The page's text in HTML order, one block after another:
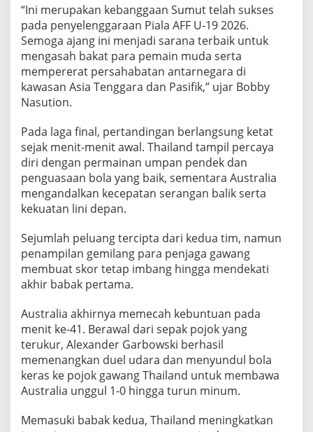
a
s
T
u
a
n
R
h
I
n
e
r
s
o
n
“Ini merupakan kebanggaan Sumut telah sukses
pada penyelenggaraan Piala AFF U-19 2026.
Semoga ajang ini menjadi sarana terbaik untuk
mengasah bakat para pemain muda serta
mempererat persahabatan antarnegara di
kawasan Asia Tenggara dan Pasifik,” ujar Bobby
Nasution.
Pada laga final, pertandingan berlangsung ketat
sejak menit-menit awal. Thailand tampil percaya
diri dengan permainan umpan pendek dan
penguasaan bola yang baik, sementara Australia
mengandalkan kecepatan serangan balik serta
kekuatan lini depan.
Sejumlah peluang tercipta dari kedua tim, namun
penampilan gemilang para penjaga gawang
membuat skor tetap imbang hingga mendekati
akhir babak pertama.
Australia akhirnya memecah kebuntuan pada
menit ke-41. Berawal dari sepak pojok yang
terukur, Alexander Garbowski berhasil
memenangkan duel udara dan menyundul bola
keras ke pojok gawang Thailand untuk membawa
Australia unggul 1-0 hingga turun minum.
Memasuki babak kedua, Thailand meningkatkan